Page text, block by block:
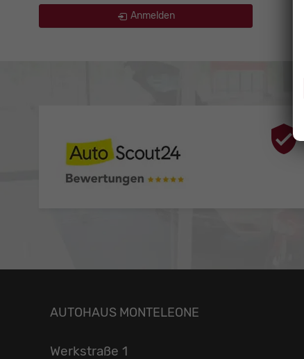
Anmelden
AUTOHAUS MONTELEONE
Werkstraße 1